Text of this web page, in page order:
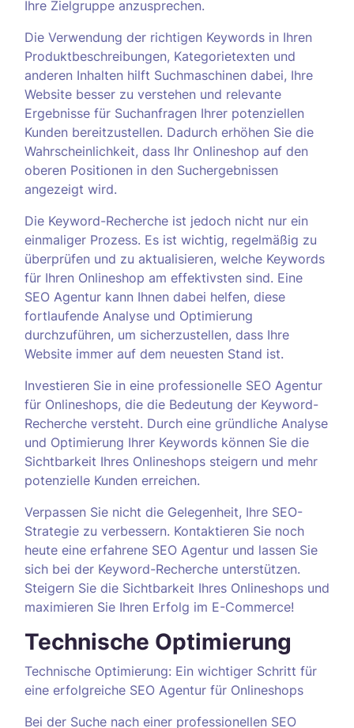
Ihre Zielgruppe anzusprechen.
Die Verwendung der richtigen Keywords in Ihren
Produktbeschreibungen, Kategorietexten und
anderen Inhalten hilft Suchmaschinen dabei, Ihre
Website besser zu verstehen und relevante
Ergebnisse für Suchanfragen Ihrer potenziellen
Kunden bereitzustellen. Dadurch erhöhen Sie die
Wahrscheinlichkeit, dass Ihr Onlineshop auf den
oberen Positionen in den Suchergebnissen
angezeigt wird.
Die Keyword-Recherche ist jedoch nicht nur ein
einmaliger Prozess. Es ist wichtig, regelmäßig zu
überprüfen und zu aktualisieren, welche Keywords
für Ihren Onlineshop am effektivsten sind. Eine
SEO Agentur kann Ihnen dabei helfen, diese
fortlaufende Analyse und Optimierung
durchzuführen, um sicherzustellen, dass Ihre
Website immer auf dem neuesten Stand ist.
Investieren Sie in eine professionelle SEO Agentur
für Onlineshops, die die Bedeutung der Keyword-
Recherche versteht. Durch eine gründliche Analyse
und Optimierung Ihrer Keywords können Sie die
Sichtbarkeit Ihres Onlineshops steigern und mehr
potenzielle Kunden erreichen.
Verpassen Sie nicht die Gelegenheit, Ihre SEO-
Strategie zu verbessern. Kontaktieren Sie noch
heute eine erfahrene SEO Agentur und lassen Sie
sich bei der Keyword-Recherche unterstützen.
Steigern Sie die Sichtbarkeit Ihres Onlineshops und
maximieren Sie Ihren Erfolg im E-Commerce!
Technische Optimierung
Technische Optimierung: Ein wichtiger Schritt für
eine erfolgreiche SEO Agentur für Onlineshops
Bei der Suche nach einer professionellen SEO